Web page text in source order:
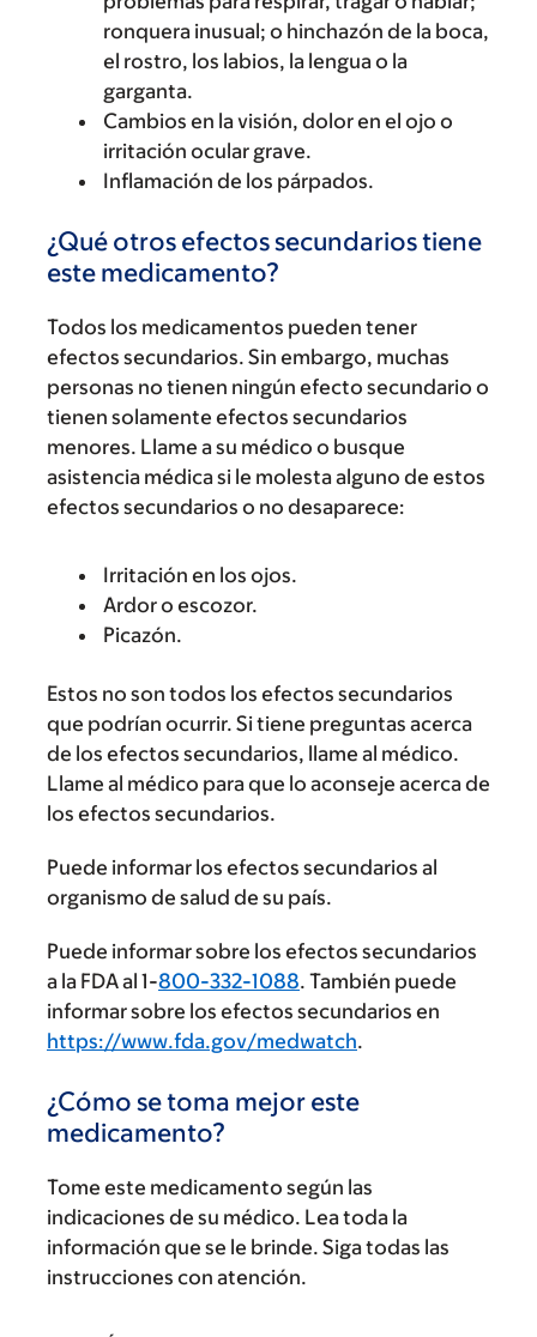
ronquera inusual; o hinchazón de la boca,
el rostro, los labios, la lengua o la
garganta.
Cambios en la visión, dolor en el ojo o
irritación ocular grave.
Inflamación de los párpados.
¿Qué otros efectos secundarios tiene
este medicamento?
Todos los medicamentos pueden tener
efectos secundarios. Sin embargo, muchas
personas no tienen ningún efecto secundario o
tienen solamente efectos secundarios
menores. Llame a su médico o busque
asistencia médica si le molesta alguno de estos
efectos secundarios o no desaparece:
Irritación en los ojos.
Ardor o escozor.
Picazón.
Estos no son todos los efectos secundarios
que podrían ocurrir. Si tiene preguntas acerca
de los efectos secundarios, llame al médico.
Llame al médico para que lo aconseje acerca de
los efectos secundarios.
Puede informar los efectos secundarios al
organismo de salud de su país.
Puede informar sobre los efectos secundarios
a la FDA al 1-800-332-1088. También puede
informar sobre los efectos secundarios en
https://www.fda.gov/medwatch.
¿Cómo se toma mejor este
medicamento?
Tome este medicamento según las
indicaciones de su médico. Lea toda la
información que se le brinde. Siga todas las
instrucciones con atención.